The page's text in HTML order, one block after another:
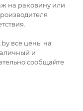
на раковину или
все цены на
и
сообщайте